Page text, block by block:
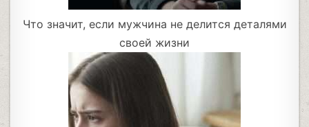
Что значит, если мужчина не делится деталями
своей жизни